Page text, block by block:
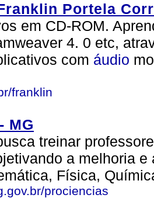
Portela
em CD-ROM.
4. 0 etc,
com áudio
franklin
MG
treinar
a melhoria
Física,
prociencias